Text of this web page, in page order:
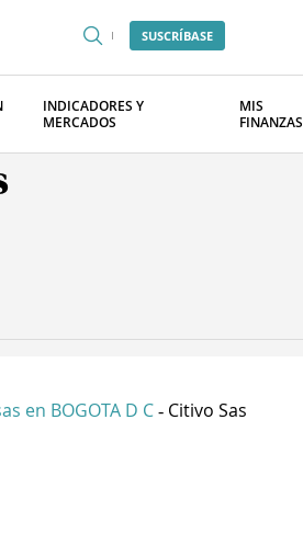
SUSCRÍBASE
INDICADORES Y
MERCADOS
MIS
FINANZAS
en BOGOTA D C - Citivo Sas